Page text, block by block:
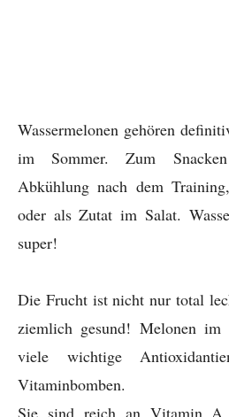
Wassermelonen gehören
im Sommer. Zum
Abkühlung nach dem
oder als Zutat im Salat.
super!
Die Frucht ist nicht nur total
ziemlich gesund! Melonen im
viele wichtige
Vitaminbomben.
Sie sind reich an Vitamin A